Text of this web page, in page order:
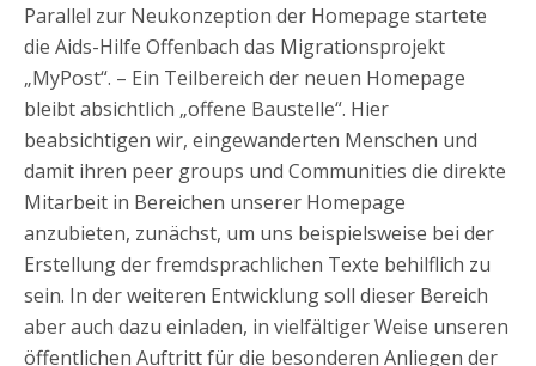
Parallel zur Neukonzeption der Homepage startete
die Aids-Hilfe Offenbach das Migrationsprojekt
„MyPost“. – Ein Teilbereich der neuen Homepage
bleibt absichtlich „offene Baustelle“. Hier
beabsichtigen wir, eingewanderten Menschen und
damit ihren peer groups und Communities die direkte
Mitarbeit in Bereichen unserer Homepage
anzubieten, zunächst, um uns beispielsweise bei der
Erstellung der fremdsprachlichen Texte behilflich zu
sein. In der weiteren Entwicklung soll dieser Bereich
aber auch dazu einladen, in vielfältiger Weise unseren
öffentlichen Auftritt für die besonderen Anliegen der